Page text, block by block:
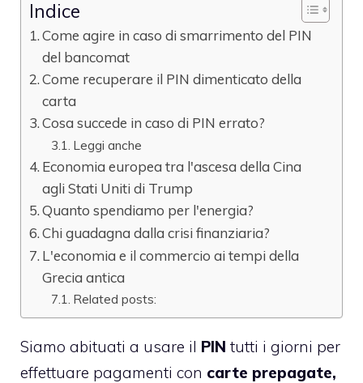
Indice
Come agire in caso di smarrimento del PIN
del bancomat
Come recuperare il PIN dimenticato della
carta
Cosa succede in caso di PIN errato?
Leggi anche
Economia europea tra l'ascesa della Cina
agli Stati Uniti di Trump
Quanto spendiamo per l'energia?
Chi guadagna dalla crisi finanziaria?
L'economia e il commercio ai tempi della
Grecia antica
Related posts:
Siamo abituati a usare il PIN tutti i giorni per
effettuare pagamenti con carte prepagate,